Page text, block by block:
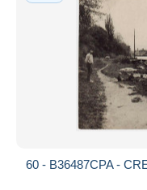
60 - B36487CPA -